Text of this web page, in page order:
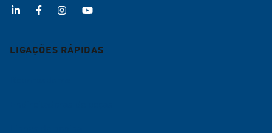
LIGAÇÕES RÁPIDAS